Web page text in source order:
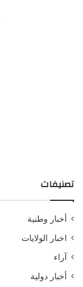
تصنيفات
أخبار وطنية
اخبار الولايات
آراء
أخبار دولية